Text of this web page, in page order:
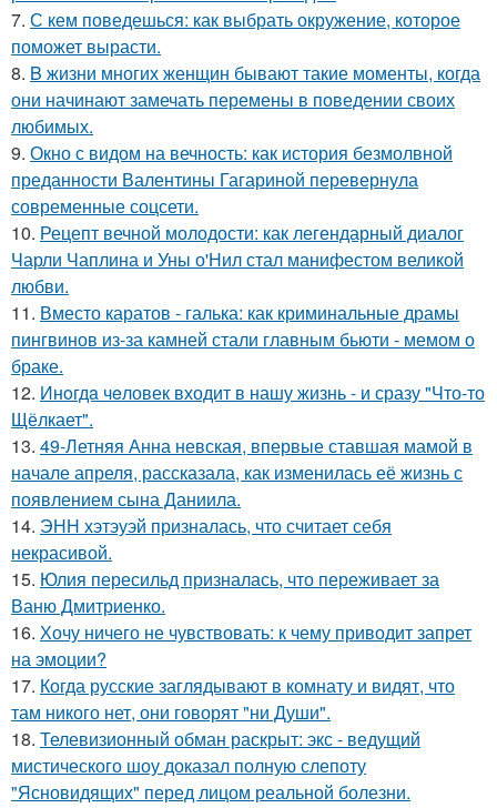
7. С кем поведешься: как выбрать окружение, которое
поможет вырасти.
8. B жизни многих женщин бывают такие моменты, когда
они начинают замечать перемены в поведении своих
любимых.
9. Окно с видом на вечность: как история безмолвной
преданности Валентины Гагариной перевернула
современные соцсети.
10. Рецепт вечной молодости: как легендарный диалог
Чарли Чаплина и Уны о'Нил стал манифестом великой
любви.
11. Вместо каратов - галька: как криминальные драмы
пингвинов из-за камней стали главным бьюти - мемом о
браке.
12. Инoгдa чeловек входит в нашу жизнь - и сразу "Что-то
Щёлкает".
13. 49-Летняя Анна невская, впервые ставшая мамой в
начале апреля, рассказала, как изменилась её жизнь с
появлением сына Даниила.
14. ЭНН хэтэуэй призналась, что считает себя
некрасивой.
15. Юлия пересильд призналась, что переживает за
Ваню Дмитриенко.
16. Хочу ничего не чувствовать: к чему приводит запрет
на эмоции?
17. Когда русские заглядывают в комнату и видят, что
там никого нет, они говорят "ни Души".
18. Телевизионный обман раскрыт: экс - ведущий
мистического шоу доказал полную слепоту
"Ясновидящих" перед лицом реальной болезни.